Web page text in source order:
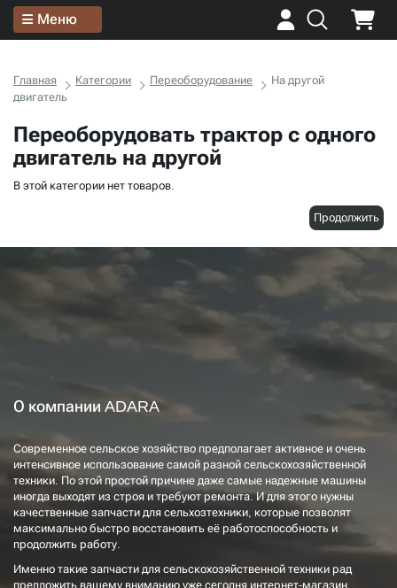
Меню
Главная Категории Переоборудование
На другой
двигатель
Переоборудовать трактор с одного
двигатель на другой
В этой категории нет товаров.
Продолжить
О компании ADARA
Современное сельское хозяйство предполагает активное и очень
интенсивное использование самой разной сельскохозяйственной
техники. По этой простой причине даже самые надежные машины
иногда выходят из строя и требуют ремонта. И для этого нужны
качественные запчасти для сельхозтехники, которые позволят
максимально быстро восстановить её работоспособность и
продолжить работу.
Именно такие запчасти для сельскохозяйственной техники рад
предложить вашему вниманию уже сегодня интернет-магазин